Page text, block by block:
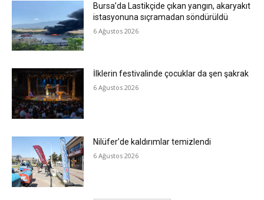
Bursa’da Lastikçide çıkan yangın, akaryakıt
istasyonuna sıçramadan söndürüldü
6 Ağustos 2026
İlklerin festivalinde çocuklar da şen şakrak
6 Ağustos 2026
Nilüfer’de kaldırımlar temizlendi
6 Ağustos 2026